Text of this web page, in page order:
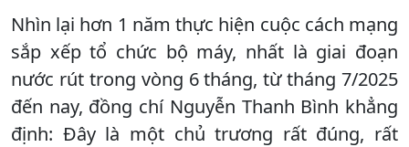
Nhìn lại hơn 1 năm thực hiện cuộc cách mạng
sắp xếp tổ chức bộ máy, nhất là giai đoạn
nước rút trong vòng 6 tháng, từ tháng 7/2025
đến nay, đồng chí Nguyễn Thanh Bình khẳng
định: Đây là một chủ trương rất đúng, rất